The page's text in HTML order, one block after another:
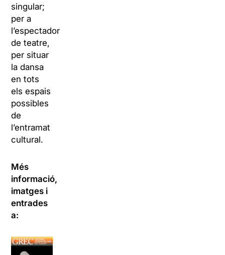
singular;
per a
l’espectador
de teatre,
per situar
la dansa
en tots
els espais
possibles
de
l’entramat
cultural.
Més
informació,
imatges i
entrades
a: